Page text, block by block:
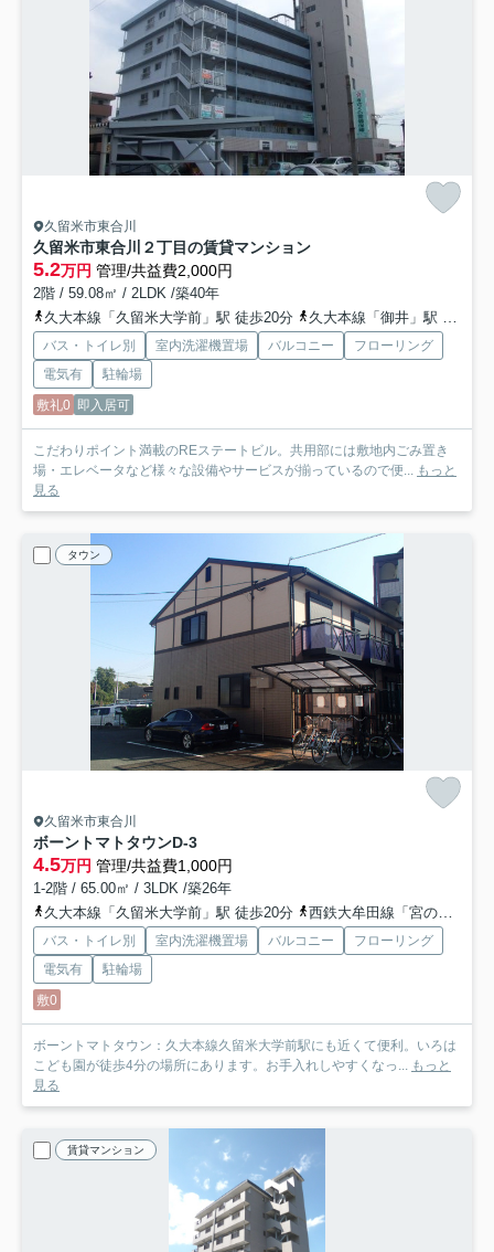
久留米市東合川
久留米市東合川２丁目の賃貸マンション
5.2万円 管理/共益費2,000円
2階 / 59.08㎡ / 2LDK /築40年
久大本線「久留米大学前」駅 徒歩20分
久大本線「御井」駅 徒歩29分
バス・トイレ別 室内洗濯機置場 バルコニー
フローリング
電気有
駐輪場
敷礼0 即入居可
こだわりポイント満載のREステートビル。共用部には敷地内ごみ置き
場・エレベータなど様々な設備やサービスが揃っているので便... もっと
見る
タウン
久留米市東合川
ボーントマトタウンD-3
4.5万円 管理/共益費1,000円
1-2階 / 65.00㎡ / 3LDK /築26年
久大本線「久留米大学前」駅 徒歩20分
西鉄大牟田線「宮の陣」駅 徒歩31分
バス・トイレ別 室内洗濯機置場 バルコニー
フローリング
電気有
駐輪場
敷0
ボーントマトタウン：久大本線久留米大学前駅にも近くて便利。いろは
こども園が徒歩4分の場所にあります。お手入れしやすくなっ... もっと
見る
賃貸マンション